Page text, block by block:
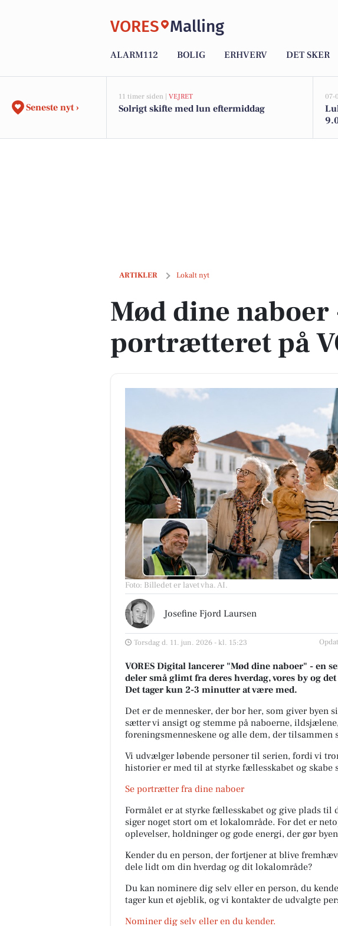
VORES Malling
ALARM112 BOLIG ERHVERV DET SKER
Seneste nyt ›
11 timer siden | VEJRET
Solrigt skifte med lun eftermiddag
07-
ARTIKLER Lokalt nyt
Mød dine naboer - bliv portrætteret på VORES
Mød dine
portrætteret på
Foto: Billedet er lavet vha. AI.
Josefine Fjord Laursen
Torsdag d. 11. jun. 2026 - kl. 15:23
VORES Digital lancerer "Mød dine naboer" - en
deler små glimt fra deres hverdag, vores by og
Det tager kun 2-3 minutter at være med.
Det er de mennesker, der bor her, som giver byen
sætter vi ansigt og stemme på naboerne,
foreningsmenneskene og alle dem, der tilsammen
Vi udvælger løbende personer til serien, fordi vi
historier er med til at styrke fællesskabet og skabe
Se portrætter fra dine naboer
Formålet er at styrke fællesskabet og give plads
siger noget stort om et lokalområde. For det er
oplevelser, holdninger og gode energi, der gør
Kender du en person, der fortjener at blive
dele lidt om din hverdag og dit lokalområde?
Du kan nominere dig selv eller en person, du
tager kun et øjeblik, og vi kontakter de udvalgte
Nominer dig selv eller en du kender.